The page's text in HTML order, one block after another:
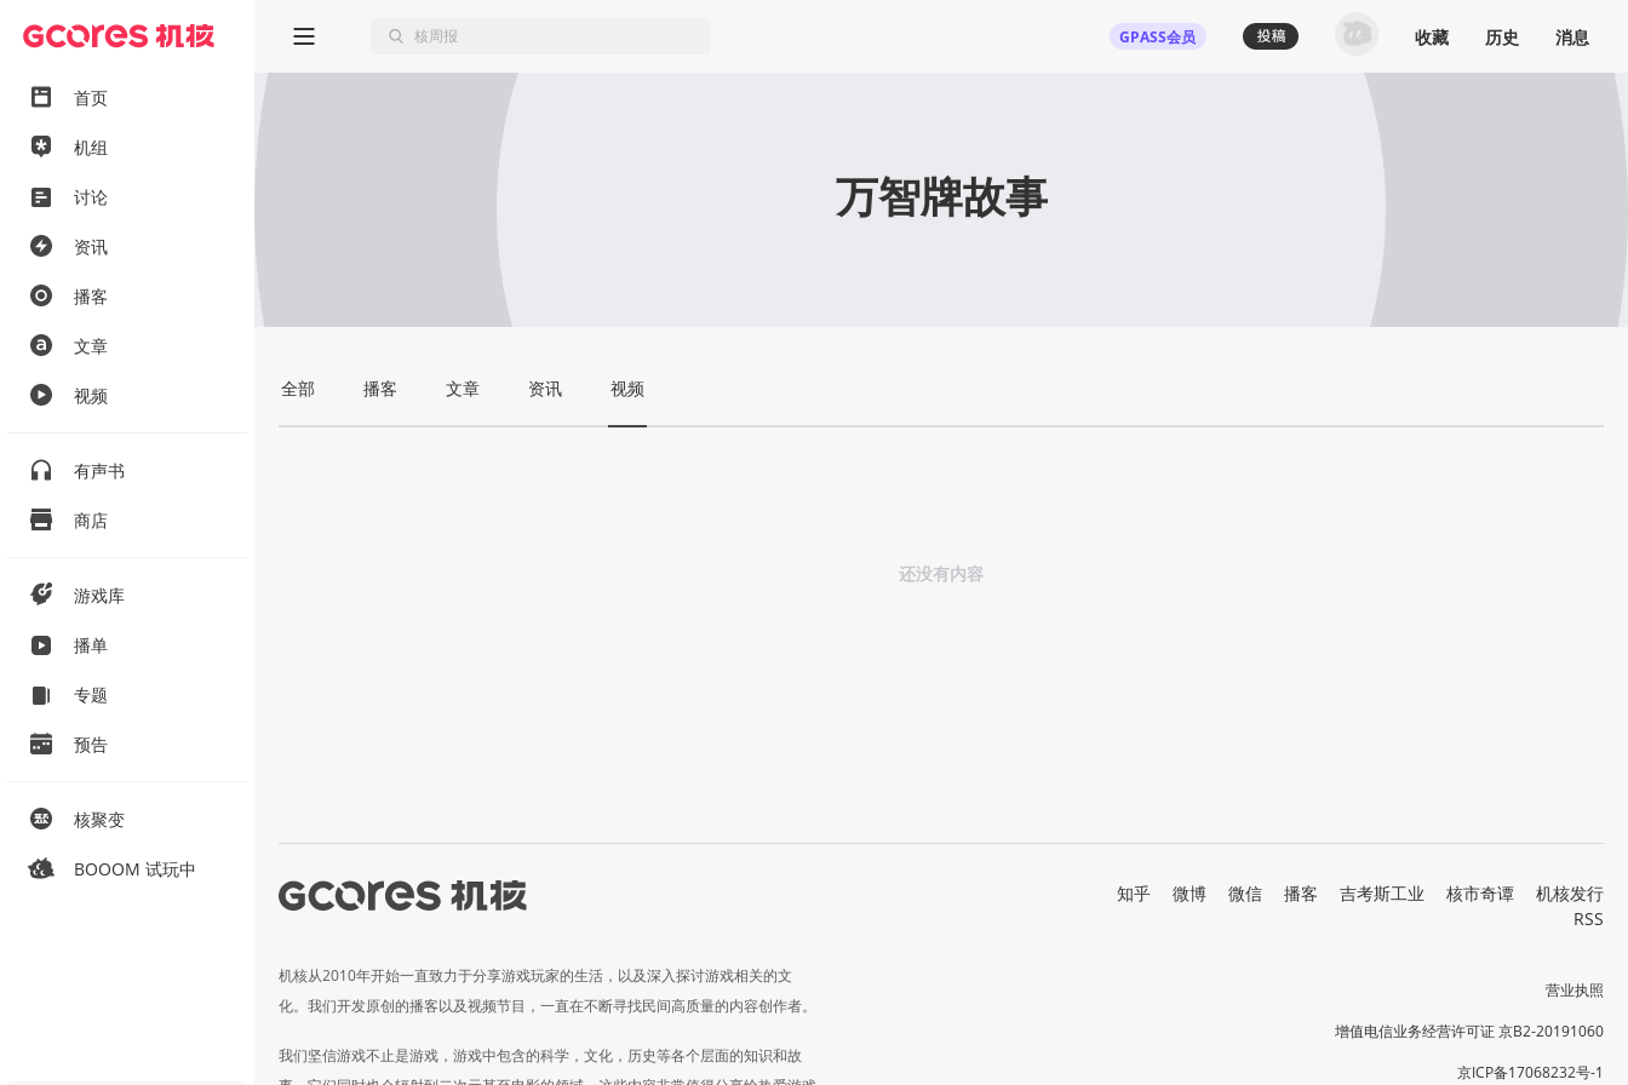
首页
机组
讨论
资讯
播客
文章
视频
有声书
商店
游戏库
播单
专题
预告
核聚变
BOOOM 试玩中
GPASS会员 收藏 历史 消息
万智牌故事
全部 播客 文章 资讯 视频
还没有内容
机核从2010年开始一直致力于分享游戏玩家的生活，以及深入探讨游戏相关的文
化。我们开发原创的播客以及视频节目，一直在不断寻找民间高质量的内容创作者。
我们坚信游戏不止是游戏，游戏中包含的科学，文化，历史等各个层面的知识和故
知乎 微博 微信 播客 吉考斯工业 核市奇谭
机核发行
RSS
营业执照
增值电信业务经营许可证 京B2-20191060
京ICP备17068232号-1